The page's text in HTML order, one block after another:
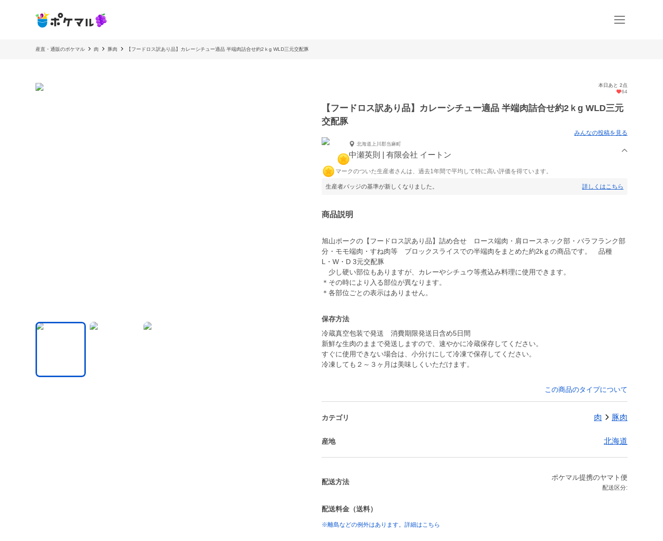
産直・通販のポケマル 肉 豚肉 【フードロス訳あり品】カレーシチュー適品 半端肉詰合せ約2ｋg WLD三元交配豚
本日あと 2点
64
【フードロス訳あり品】カレーシチュー適品 半端肉詰合せ約2ｋg WLD三元
交配豚
みんなの投稿を見る
北海道上川郡当麻町
中瀬英則 | 有限会社 イートン
マークのついた生産者さんは、過去1年間で平均して特に高い評価を得ています。
生産者バッジの基準が新しくなりました。 詳しくはこちら
商品説明
旭山ポークの【フードロス訳あり品】詰め合せ ロース端肉・肩ロースネック部・バラフランク部
分・モモ端肉・すね肉等 ブロックスライスでの半端肉をまとめた約2kｇの商品です。 品種
L・W・D 3元交配豚
少し硬い部位もありますが、カレーやシチュウ等煮込み料理に使用できます。
＊その時により入る部位が異なります。
＊各部位ごとの表示はありません。
保存方法
冷蔵真空包装で発送 消費期限発送日含め5日間
新鮮な生肉のままで発送しますので、速やかに冷蔵保存してください。
すぐに使用できない場合は、小分けにして冷凍で保存してください。
冷凍しても２～３ヶ月は美味しくいただけます。
この商品のタイプについて
カテゴリ 肉 豚肉
産地 北海道
配送方法
ポケマル提携のヤマト便
配送区分:
配送料金（送料）
※離島などの例外はあります。詳細はこちら